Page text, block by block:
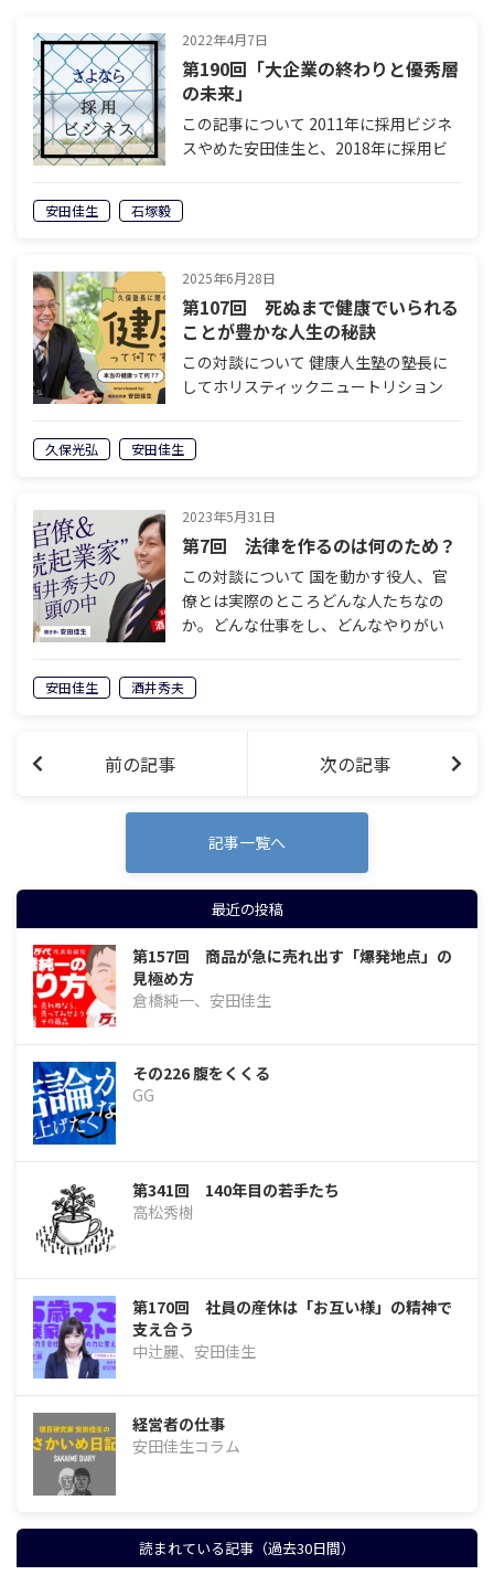
2022年4月7日
第190回「大企業の終わりと優秀層
の未来」
この記事について 2011年に採用ビジネ
スやめた安田佳生と、2018年に採用ビ
二人は採用ビジネスにサヨナラしたの
か。今後、採用ビジネスはどのように変
け…
安田佳生 石塚毅
2025年6月28日
第107回 死ぬまで健康でいられる
ことが豊かな人生の秘訣
この対談について 健康人生塾の塾長に
してホリスティックニュートリション
「健康とは何か」を深堀りしていく対談
企画。「健康と不健康は何が違うのか」
か」など…
久保光弘 安田佳生
2023年5月31日
第7回 法律を作るのは何のため？
この対談について 国を動かす役人、官
僚とは実際のところどんな人たちなの
か。どんな仕事をし、どんなやりがい
そんな特別な立場を捨て連続起業家とな
った理由とは？実は長年の安田佳生ファ
安田佳生 酒井秀夫
前の記事 次の記事
記事一覧へ
最近の投稿
第157回 商品が急に売れ出す「爆発地点」の
見極め方
倉橋純一、安田佳生
その226 腹をくくる
GG
第341回 140年目の若手たち
高松秀樹
第170回 社員の産休は「お互い様」の精神で
支え合う
中辻麗、安田佳生
経営者の仕事
安田佳生コラム
読まれている記事（過去30日間）